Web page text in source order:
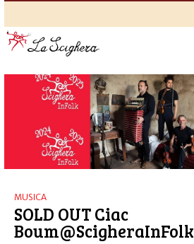
MUSICA
SOLD OUT Ciac
Boum@ScigheraInFolk